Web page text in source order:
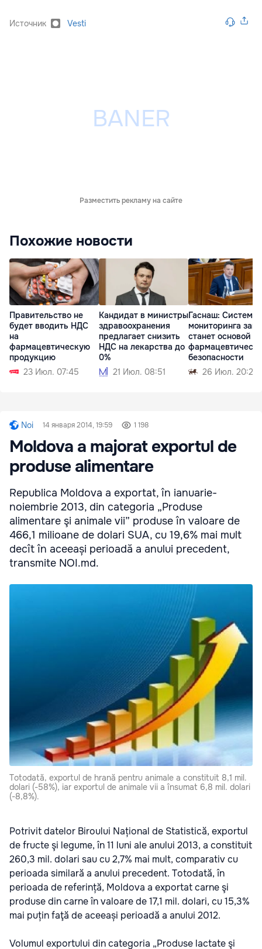
Источник Vesti
Разместить рекламу на сайте
Похожие новости
Правительство не
будет вводить НДС
на
фармацевтическую
продукцию
23 Июл. 07:45
Кандидат в министры
здравоохранения
предлагает снизить
НДС на лекарства до
0%
21 Июл. 08:51
Гаснаш: Система
мониторинга
станет основой
безопасности
26 Июл. 20:27
Noi 14 января 2014, 19:59 1 198
Moldova a majorat exportul de
produse alimentare
Republica Moldova a exportat, în ianuarie-
noiembrie 2013, din categoria „Produse
alimentare şi animale vii” produse în valoare de
466,1 milioane de dolari SUA, cu 19,6% mai mult
decît în aceeași perioadă a anului precedent,
transmite NOI.md.
Totodată, exportul de hrană pentru animale a constituit 8,1 mil.
dolari (-58%), iar exportul de animale vii a însumat 6,8 mil. dolari
(-8,8%).
Potrivit datelor Biroului Național de Statistică, exportul
de fructe şi legume, în 11 luni ale anului 2013, a constituit
260,3 mil. dolari sau cu 2,7% mai mult, comparativ cu
perioada similară a anului precedent. Totodată, în
perioada de referință, Moldova a exportat carne şi
produse din carne în valoare de 17,1 mil. dolari, cu 15,3%
mai puțin faţă de aceeași perioadă a anului 2012.
Volumul exportului din categoria „Produse lactate şi